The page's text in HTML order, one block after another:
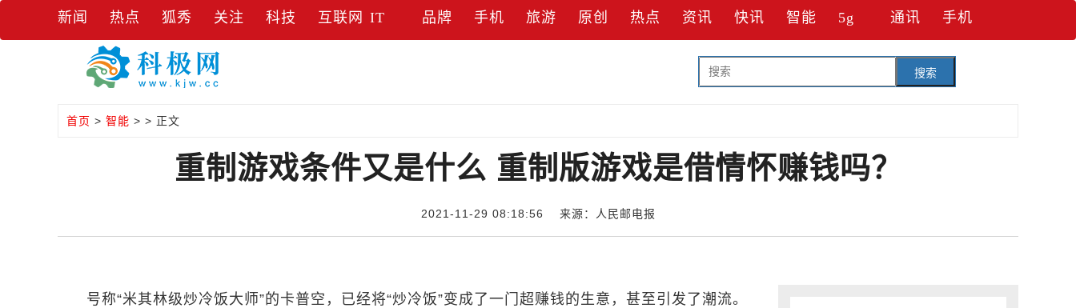
新闻 热点 狐秀 关注 科技 互联网 IT 品牌 手机 旅游 原创 热点 资讯 快讯 智能 5g 通讯 手机
搜索
首页 > 智能 > > 正文
重制游戏条件又是什么 重制版游戏是借情怀赚钱吗？
2021-11-29 08:18:56 来源：人民邮电报
号称“米其林级炒冷饭大师”的卡普空，已经将“炒冷饭”变成了一门超赚钱的生意，甚至引发了潮流。